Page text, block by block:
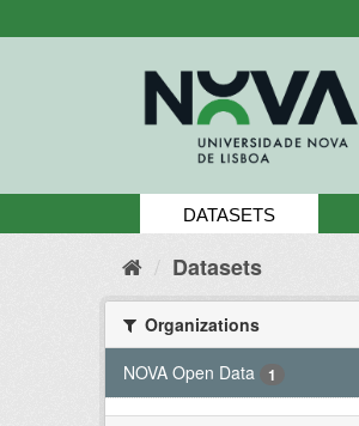
to
DATASETS
Datasets
Organizations
NOVA Open Data
1